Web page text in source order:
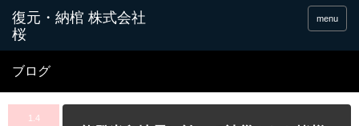
menu
ブログ
1.4